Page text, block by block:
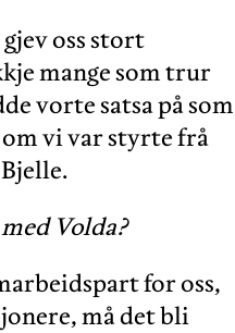
oss stort
mange som trur
vorte satsa på som
vi var styrte frå
Volda?
for oss,
må det bli